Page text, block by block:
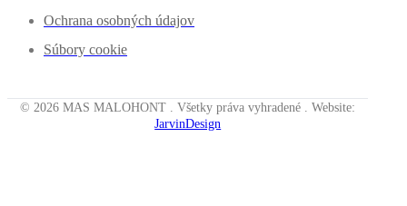
Ochrana osobných údajov
Súbory cookie
© 2026 MAS MALOHONT . Všetky práva vyhradené . Website:
JarvinDesign